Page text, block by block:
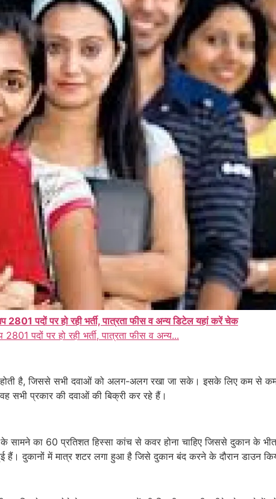
पदों पर हो रही भर्ती, पात्रता फीस व अन्य डिटेल यहां करें चेक
पदों पर हो रही भर्ती, पात्रता फीस व अन्य...
है, जिससे सभी दवाओं को अलग-अलग रखा जा सके। इसके लिए कम से कम
सभी प्रकार की दवाओं की बिक्री कर रहे हैं।
के सामने का 60 प्रतिशत हिस्सा कांच से कवर होना चाहिए जिससे दुकान
दुकानों में मात्र शटर लगा हुआ है जिसे दुकान बंद करने के दौरान डाउन